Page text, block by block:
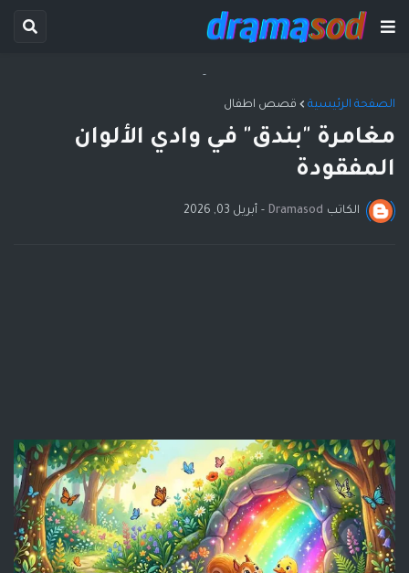
-
الصفحة الرئيسية قصص اطفال
مغامرة "بندق" في وادي الألوان
المفقودة
الكاتب Dramasod
- أبريل 03, 2026